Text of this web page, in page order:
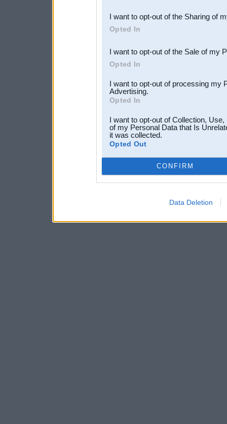
Downstream Participants
third parties.
I want to opt-out of the Sharing of
Opted In
I want to opt-out of the Sale of my
Opted In
I want to opt-out of processing my
Advertising.
Opted In
I want to opt-out of Collection,
of my Personal Data that Is
it was collected.
Opted Out
CONFIRM
Data Deletion